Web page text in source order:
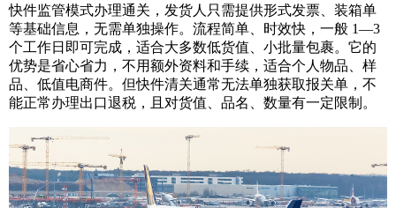
快件监管模式办理通关，发货人只需提供形式发票、装箱单
等基础信息，无需单独操作。流程简单、时效快，一般 1—3
个工作日即可完成，适合大多数低货值、小批量包裹。它的
优势是省心省力，不用额外资料和手续，适合个人物品、样
品、低值电商件。但快件清关通常无法单独获取报关单，不
能正常办理出口退税，且对货值、品名、数量有一定限制。